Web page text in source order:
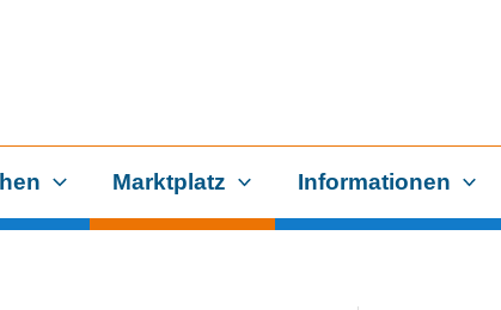
Marktplatz Informationen